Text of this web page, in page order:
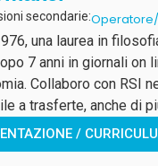
secondarie:Operatore/
una laurea in
7 anni in giornali
Collaboro con RSI
a trasferte, anche di
/